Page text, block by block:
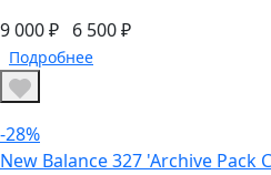
9 000 ₽ 6 500 ₽
Подробнее
-28%
New Balance 327 'Archive Pack